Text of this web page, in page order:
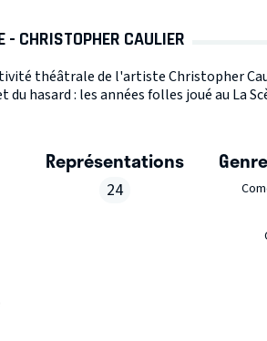
- CHRISTOPHER CAULIER
théâtrale de l'artiste Christopher
du hasard : les années folles joué au La
Représentations
24